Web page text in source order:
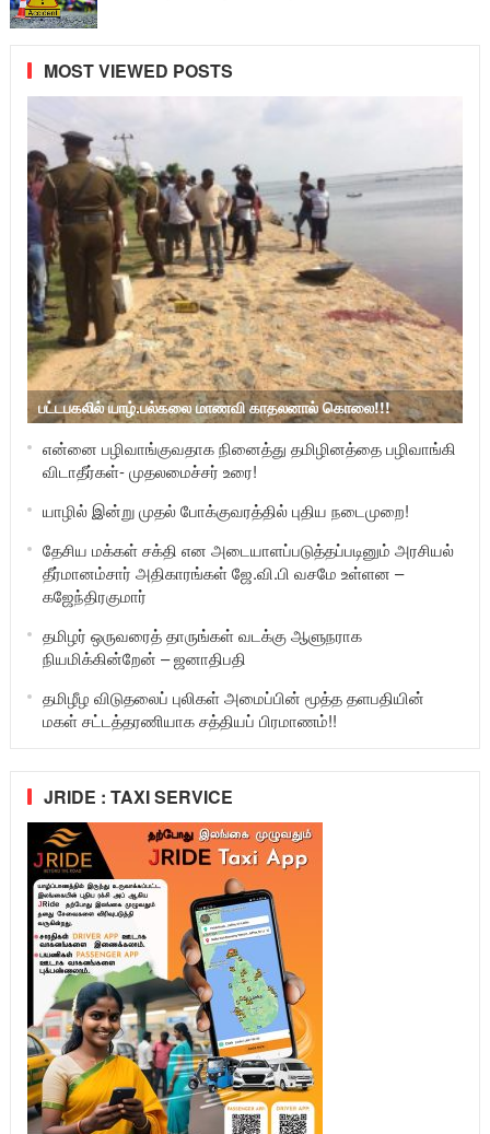
MOST VIEWED POSTS
பட்டபகலில் யாழ்.பல்கலை மாணவி காதலனால் கொலை!!!
என்னை பழிவாங்குவதாக நினைத்து தமிழினத்தை பழிவாங்கி
விடாதீர்கள்- முதலமைச்சர் உரை!
யாழில் இன்று முதல் போக்குவரத்தில் புதிய நடைமுறை!
தேசிய மக்கள் சக்தி என அடையாளப்படுத்தப்படினும் அரசியல்
தீர்மானம்சார் அதிகாரங்கள் ஜே.வி.பி வசமே உள்ளன –
கஜேந்திரகுமார்
தமிழர் ஒருவரைத் தாருங்கள் வடக்கு ஆளுநராக
நியமிக்கின்றேன் – ஜனாதிபதி
தமிழீழ விடுதலைப் புலிகள் அமைப்பின் மூத்த தளபதியின்
மகள் சட்டத்தரணியாக சத்தியப் பிரமாணம்!!
JRIDE : TAXI SERVICE